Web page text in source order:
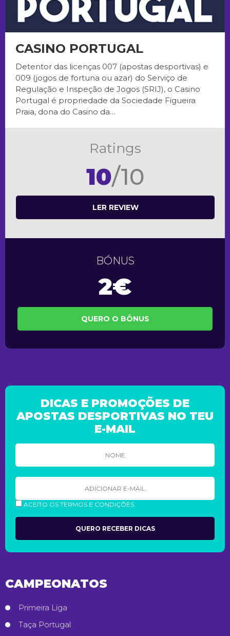
CASINO PORTUGAL
Detentor das licenças 007 (apostas desportivas) e
009 (jogos de fortuna ou azar) do Serviço de
Regulação e Inspeção de Jogos (SRIJ), o Casino
Portugal é propriedade da Sociedade Figueira
Praia, dona do Casino da…
Ratings
10/10
LER REVIEW
BÓNUS
2€
QUERO O BÔNUS
DICAS E PROMOÇÕES DE
APOSTAS DESPORTIVAS NO TEU
E-MAIL
ACEITO OS TERMOS E CONDIÇÕES.
CAMPEONATOS
Primeira Liga
Taça Portugal